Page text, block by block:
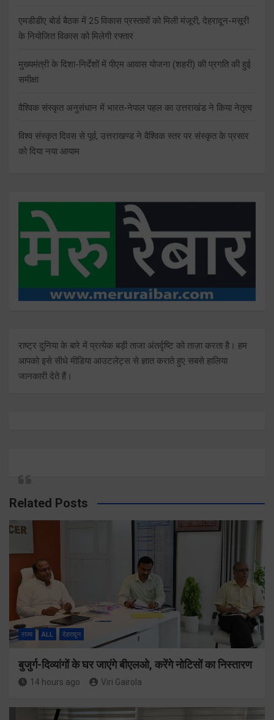
एमडीडीए बोर्ड बैठक में 25 विकास प्रस्तावों को मिली मंजूरी, देहरादून-मसूरी
के नियोजित विकास को मिलेगी रफ्तार
मुख्यमंत्री के दिशा-निर्देशों में पीएम आवास योजना (शहरी) की प्रगति की हुई
समीक्षा
वैश्विक संस्कृत अनुसंधान में भारत-नेपाल पहल का उत्तराखंड ने किया नेतृत्व
विश्व संस्कृत दिवस से पूर्व, उत्तराखण्ड ने वैश्विक स्तर पर संस्कृत के प्रसार
को दिया नया आयाम
राष्ट्र दुनिया के बारे में प्रत्येक बड़ी ताजा अंतर्दृष्टि को ताज़ा करता है। हम
आपको इसे सीधे मीडिया आउटलेट्स से ज्ञात कराते हुए सबसे हालिया
जानकारी देते हैं।
Related Posts
राज्य ALL देहरादून
बुजुर्ग-दिव्यांगों के घर जाएंगे बीएलओ, करेंगे नोटिसों का निस्तारण
14 hours ago Viri Gairola